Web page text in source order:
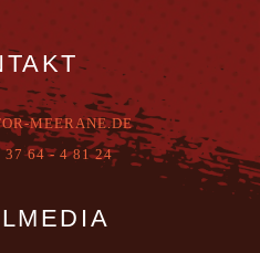
MEERANE.DE
37 64 - 4 81 24